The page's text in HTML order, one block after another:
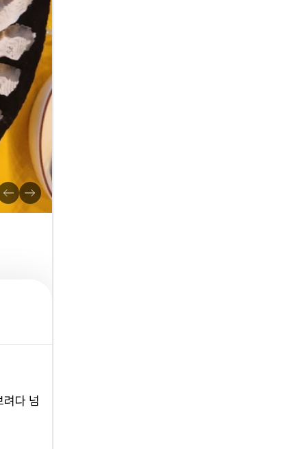
다 넘